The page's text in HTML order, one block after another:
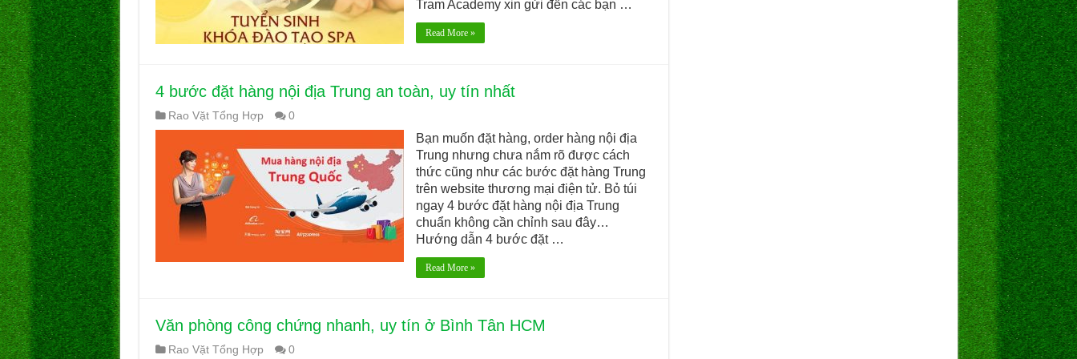
Tram Academy xin gửi đến các bạn …
Read More »
4 bước đặt hàng nội địa Trung an toàn, uy tín nhất
Rao Vặt Tổng Hợp 0
Bạn muốn đặt hàng, order hàng nội địa
Trung nhưng chưa nắm rõ được cách
thức cũng như các bước đặt hàng Trung
trên website thương mại điện tử. Bỏ túi
ngay 4 bước đặt hàng nội địa Trung
chuẩn không cần chỉnh sau đây…
Hướng dẫn 4 bước đặt …
Read More »
Văn phòng công chứng nhanh, uy tín ở Bình Tân HCM
Rao Vặt Tổng Hợp 0